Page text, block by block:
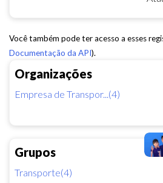
Organizações
Empresa de Transpor...(4)
Grupos
Transporte(4)
Você também pode ter acesso a esses
Documentação da API).